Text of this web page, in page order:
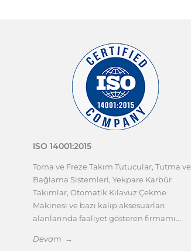
ISO 14001:2015
Torna ve Freze Takım Tutucular, Tutma ve
Bağlama Sistemleri, Yekpare Karbür
Takımlar, Otomatik Kılavuz Çekme
Makinesi ve bazı kalıp aksesuarları
alanlarında faaliyet gösteren firmamı...
Devam →